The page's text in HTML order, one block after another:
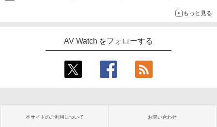
もっと見る
AV Watch をフォローする
本サイトのご利用について お問い合わせ